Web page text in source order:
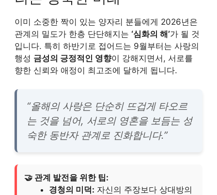
이미 소중한 짝이 있는 양자리 분들에게 2026년은
관계의 밀도가 한층 단단해지는 ‘심화의 해’가 될 것
입니다. 특히 하반기로 접어드는 9월부터는 사랑의
행성 금성의 긍정적인 영향이 강해지면서, 서로를
향한 신뢰와 애정이 최고조에 달하게 됩니다.
“올해의 사랑은 단순히 뜨겁게 타오르
는 것을 넘어, 서로의 영혼을 보듬는 성
숙한 동반자 관계로 진화합니다.”
🤝 관계 발전을 위한 팁:
경청의 미덕: 자신의 주장보다 상대방의